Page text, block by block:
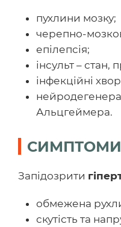
пухлини мозку;
черепно-
епілепсія;
інсульт –
інфекційні
Альцгеймера.
СИМПТОМИ
Запідозрити
обмежена
скутість та